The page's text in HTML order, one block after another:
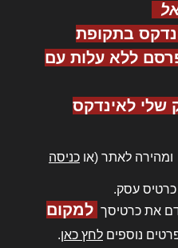
בתקופת
ללא עלות עם
שלי לאינדקס
לאתר (או כניסה
כרטיס עסק.
את כרטיסך למקום
נוספים לחץ כאן.